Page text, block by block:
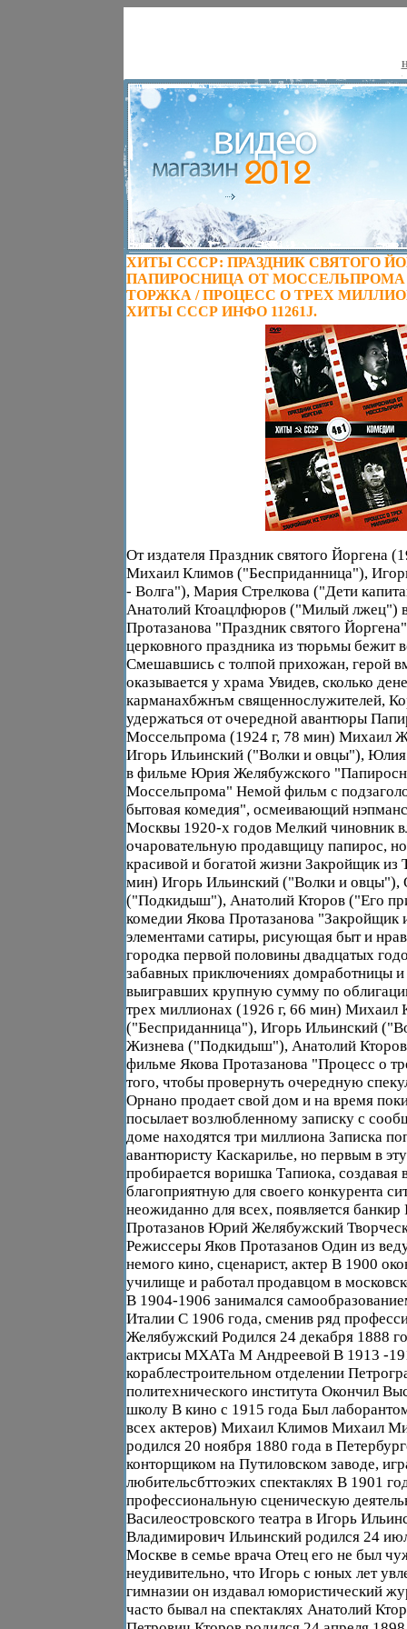
ХИТЫ СССР: ПРАЗДНИК СВЯТОГО
ПАПИРОСНИЦА ОТ МОССЕЛЬПРОМА
ТОРЖКА / ПРОЦЕСС О ТРЕХ
ХИТЫ СССР ИНФО 11261J.
От издателя Праздник святого Йоргена
Михаил Климов ("Бесприданница"),
- Волга"), Мария Стрелкова ("Дети
Анатолий Ктоацлфюров ("Милый лжец")
Протазанова "Праздник святого
церковного праздника из тюрьмы бежит
Смешавшись с толпой прихожан, герой
оказывается у храма Увидев, сколько
карманахбжнъм священнослужителей,
удержаться от очередной авантюры
Моссельпрома (1924 г, 78 мин) Михаил
Игорь Ильинский ("Волки и овцы"),
в фильме Юрия Желябужского
Моссельпрома" Немой фильм с
бытовая комедия", осмеивающий
Москвы 1920-х годов Мелкий чиновник
очаровательную продавщицу папирос,
красивой и богатой жизни Закройщик из
мин) Игорь Ильинский ("Волки и овцы"),
("Подкидыш"), Анатолий Кторов ("Его
комедии Якова Протазанова
элементами сатиры, рисующая быт и
городка первой половины двадцатых
забавных приключениях домработницы
выигравших крупную сумму по
трех миллионах (1926 г, 66 мин) Михаил
("Бесприданница"), Игорь Ильинский
Жизнева ("Подкидыш"), Анатолий
фильме Якова Протазанова "Процесс о
того, чтобы провернуть очередную
Орнано продает свой дом и на время
посылает возлюбленному записку с
доме находятся три миллиона Записка
авантюристу Каскарилье, но первым в
пробирается воришка Тапиока, создавая
благоприятную для своего конкурента
неожиданно для всех, появляется
Протазанов Юрий Желябужский
Режиссеры Яков Протазанов Один из
немого кино, сценарист, актер В 1900
училище и работал продавцом в
В 1904-1906 занимался
Италии С 1906 года, сменив ряд
Желябужский Родился 24 декабря 1888
актрисы МХАТа М Андреевой В 1913 -
кораблестроительном отделении
политехнического института Окончил
школу В кино с 1915 года Был
всех актеров) Михаил Климов Михаил
родился 20 ноября 1880 года в
конторщиком на Путиловском заводе,
любительсбттоэких спектаклях В 1901
профессиональную сценическую
Василеостровского театра в Игорь
Владимирович Ильинский родился 24
Москве в семье врача Отец его не был
неудивительно, что Игорь с юных лет
гимназии он издавал юмористический
часто бывал на спектаклях Анатолий